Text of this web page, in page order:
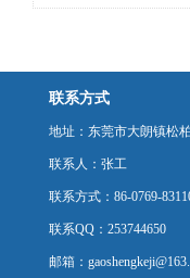
联系方式
地址：东莞市大朗镇松
联系人：张工
联系方式：86-0769-
联系QQ：253744650
邮箱：